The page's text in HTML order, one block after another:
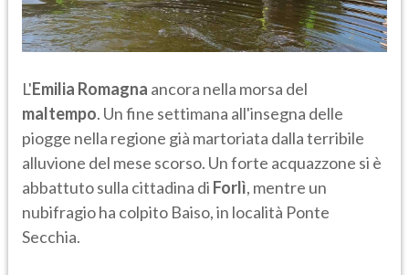
L'Emilia Romagna ancora nella morsa del
maltempo. Un fine settimana all'insegna delle
piogge nella regione già martoriata dalla terribile
alluvione del mese scorso. Un forte acquazzone si è
abbattuto sulla cittadina di Forlì, mentre un
nubifragio ha colpito Baiso, in località Ponte
Secchia.